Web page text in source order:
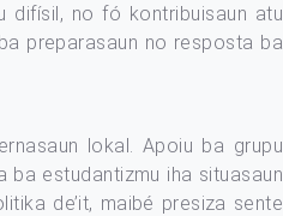
difísil, no fó kontribuisaun atu
preparasaun no resposta ba
lokal. Apoiu ba grupu
ba estudantizmu iha situasaun
de’it, maibé presiza sente